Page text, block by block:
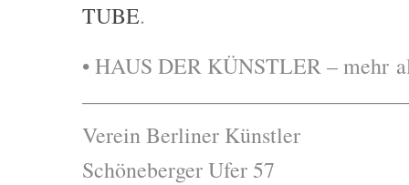
TUBE.
• HAUS DER KÜNSTLER – mehr
Verein Berliner Künstler
Schöneberger Ufer 57